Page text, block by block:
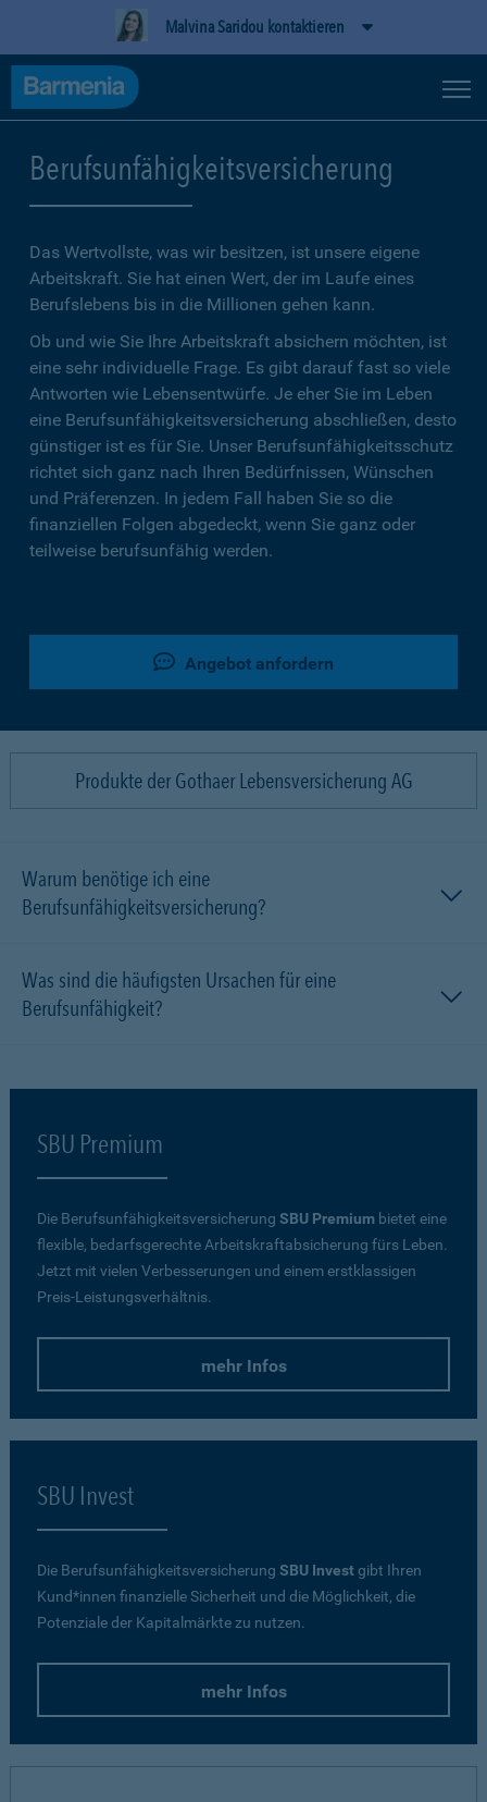
Malvina Saridou kontaktieren
Berufsunfähigkeitsversicherung
Das Wertvollste, was wir besitzen, ist unsere eigene
Arbeitskraft. Sie hat einen Wert, der im Laufe eines
Berufslebens bis in die Millionen gehen kann.
Ob und wie Sie Ihre Arbeitskraft absichern möchten, ist
eine sehr individuelle Frage. Es gibt darauf fast so viele
Antworten wie Lebensentwürfe. Je eher Sie im Leben
eine Berufsunfähigkeitsversicherung abschließen, desto
günstiger ist es für Sie. Unser Berufsunfähigkeitsschutz
richtet sich ganz nach Ihren Bedürfnissen, Wünschen
und Präferenzen. In jedem Fall haben Sie so die
finanziellen Folgen abgedeckt, wenn Sie ganz oder
teilweise berufsunfähig werden.
Angebot anfordern
Produkte der Gothaer Lebensversicherung AG
Warum benötige ich eine
Berufsunfähigkeitsversicherung?
Was sind die häufigsten Ursachen für eine
Berufsunfähigkeit?
SBU Premium
Die Berufsunfähigkeitsversicherung SBU Premium bietet eine
flexible, bedarfsgerechte Arbeitskraftabsicherung fürs Leben.
Jetzt mit vielen Verbesserungen und einem erstklassigen
Preis-Leistungsverhältnis.
mehr Infos
SBU Invest
Die Berufsunfähigkeitsversicherung SBU Investgibt Ihren
Kund*innen finanzielle Sicherheit und die Möglichkeit, die
Potenziale der Kapitalmärkte zu nutzen.
mehr Infos